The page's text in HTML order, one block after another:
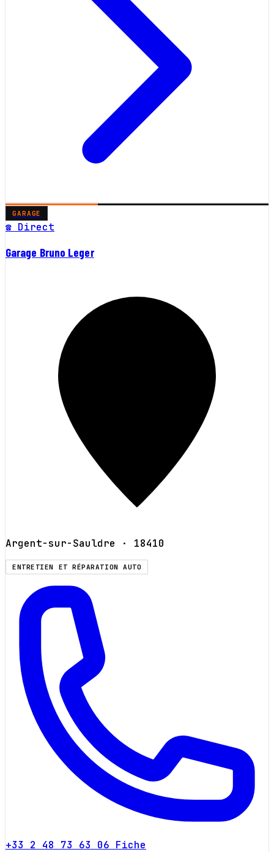
GARAGE
☎ Direct
Garage Bruno Leger
Argent-sur-Sauldre · 18410
ENTRETIEN ET RÉPARATION AUTO
+33 2 48 73 63 06 Fiche